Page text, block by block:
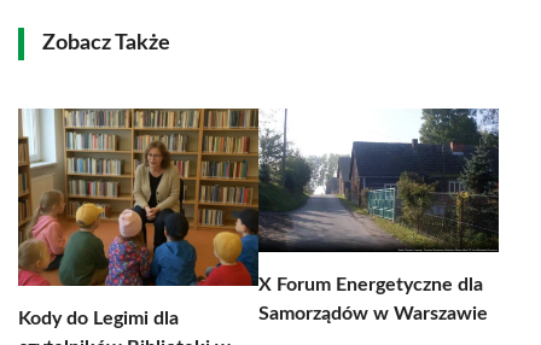
Zobacz Także
Kody do Legimi dla
X Forum Energetyczne dla
Samorządów w Warszawie